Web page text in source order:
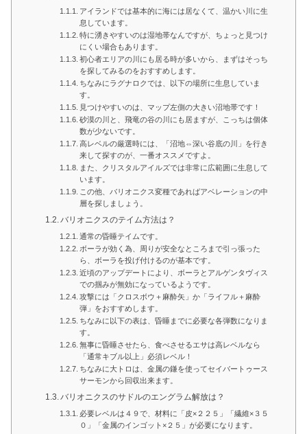
アイランドでは基本的に海には居なくて、温かい川に生
息しています。
特に湧きやすいのは湿地帯なんですが、ちょっと見つけ
にくい場合もあります。
初心者エリアの川にも居る時が多いから、まずはそっち
を探してみるのをおすすめします。
ちなみにラグナロクでは、以下の場所に生息していま
す。
見つけやすいのは、マップ左側の大きい沼地帯です！
砂漠の川と、飛竜の谷の川にも居ますが、こっちは個体
数が少ないです。
高レベルの厳選時には、「沼地⇔深い谷底の川」を行き
来して探すのが、一番オススメですよ。
また、クリスタルアイルズでは非常に広範囲に生息して
います。
この他、バリオニクス変種であればアベレーションの中
層を探しましょう。
バリオニクスのテイム方法は？
通常の昏睡テイムです。
ボーラが効く為、周りが安全なところまで引っ張った
ら、ボーラを投げ付けるのが基本です。
近頃のアップデートにより、ボーラとアルゲンタヴィス
での掴みが無効になっているようです。
攻撃には「クロスボウ＋麻酔矢」か「ライフル＋麻酔
弾」をおすすめします。
ちなみに以下の表は、昏睡までに必要な各弾数になりま
す。
無事に昏睡させたら、食べさせるエサは高レベルなら
「通常キブル以上」必須レベル！
ちなみに大トロは、金属の鎌を使ってセイバートゥース
サーモンから回収出来ます。
バリオニクスのサドルのエングラム解放は？
必要レベルは４９で、材料に「皮×２２５」「繊維×３５
０」「金属のインゴット×２５」が必要になります。